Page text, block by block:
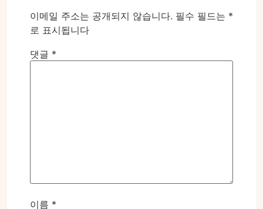
이메일 주소는 공개되지 않습니다. 필수 필드는 *
로 표시됩니다
댓글 *
이름 *